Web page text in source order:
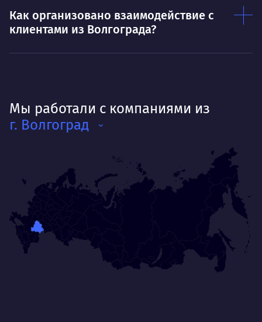
Как организовано взаимодействие с
клиентами из Волгограда?
Мы работали с компаниями из
г. Волгоград